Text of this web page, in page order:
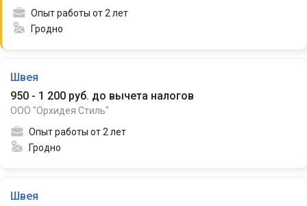
Опыт работы от 2 лет
Гродно
Швея
950 - 1 200 руб. до вычета налогов
ООО "Орхидея Стиль"
Опыт работы от 2 лет
Гродно
Швея